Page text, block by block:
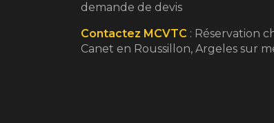
demande de devis
Contactez MCVTC : Réservation
Canet en Roussillon, Argeles sur